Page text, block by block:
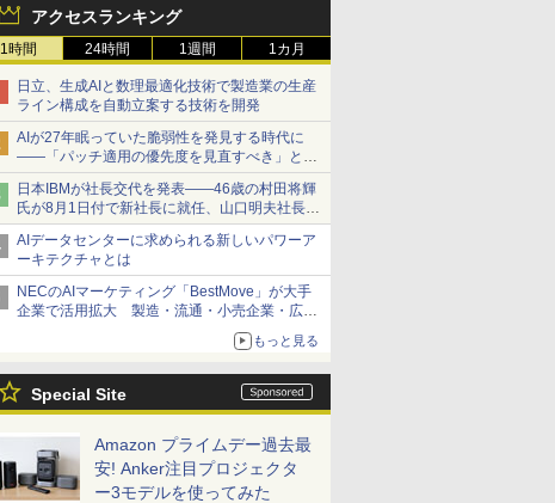
アクセスランキング
1時間 24時間 1週間 1カ月
日立、生成AIと数理最適化技術で製造業の生産
ライン構成を自動立案する技術を開発
AIが27年眠っていた脆弱性を発見する時代に
――「パッチ適用の優先度を見直すべき」とセ
キュリティ専門家
日本IBMが社長交代を発表――46歳の村田将輝
氏が8月1日付で新社長に就任、山口明夫社長は
会長へ
AIデータセンターに求められる新しいパワーア
ーキテクチャとは
NECのAIマーケティング「BestMove」が大手
企業で活用拡大 製造・流通・小売企業・広告
もっと見る
Special Site
Amazon プライムデー過去最
安! Anker注目プロジェクタ
ー3モデルを使ってみた